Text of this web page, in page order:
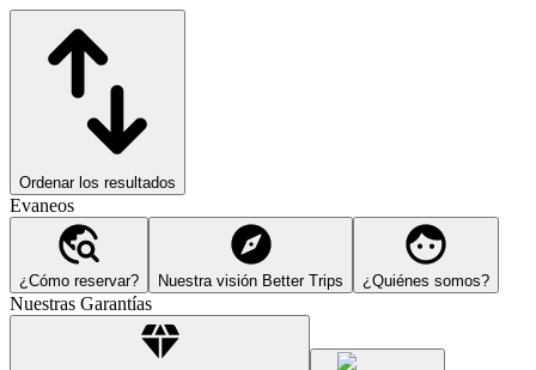
Ordenar los resultados
Evaneos
¿Cómo reservar? Nuestra visión Better Trips ¿Quiénes somos?
Nuestras Garantías